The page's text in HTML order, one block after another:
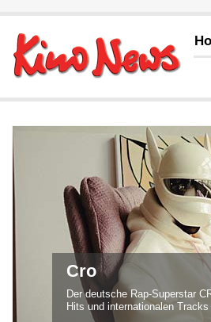
Cro
Der deutsche Rap-Superstar
Hits und internationalen